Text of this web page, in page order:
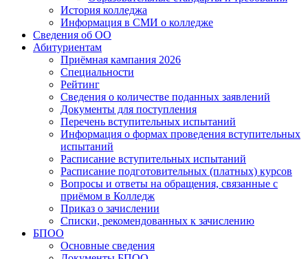
История колледжа
Информация в СМИ о колледже
Сведения об ОО
Абитуриентам
Приёмная кампания 2026
Специальности
Рейтинг
Сведения о количестве поданных заявлений
Документы для поступления
Перечень вступительных испытаний
Информация о формах проведения вступительных
испытаний
Расписание вступительных испытаний
Расписание подготовительных (платных) курсов
Вопросы и ответы на обращения, связанные с
приёмом в Колледж
Приказ о зачислении
Списки, рекомендованных к зачислению
БПОО
Основные сведения